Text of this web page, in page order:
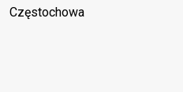
Częstochowa